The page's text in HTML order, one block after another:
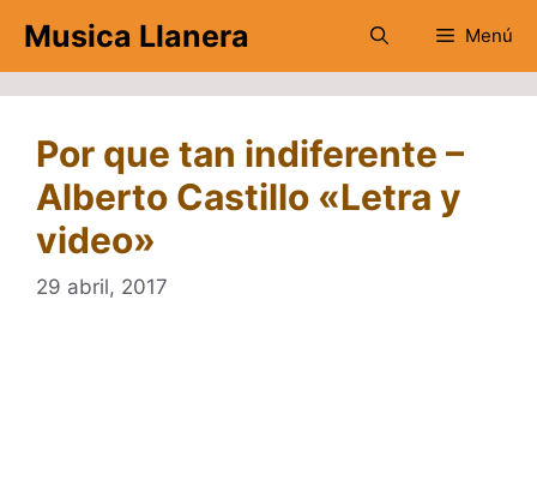
contenido
Musica Llanera Menú
Por que tan indiferente –
Alberto Castillo «Letra y
video»
29 abril, 2017